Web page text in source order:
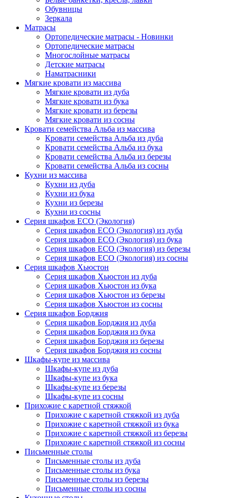
Обувницы
Зеркала
Матрасы
Ортопедические матрасы - Новинки
Ортопедические матрасы
Многослойные матрасы
Детские матрасы
Наматрасники
Мягкие кровати из массива
Мягкие кровати из дуба
Мягкие кровати из бука
Мягкие кровати из березы
Мягкие кровати из сосны
Кровати семейства Альба из массива
Кровати семейства Альба из дуба
Кровати семейства Альба из бука
Кровати семейства Альба из березы
Кровати семейства Альба из сосны
Кухни из массива
Кухни из дуба
Кухни из бука
Кухни из березы
Кухни из сосны
Серия шкафов ECO (Экология)
Серия шкафов ECO (Экология) из дуба
Серия шкафов ECO (Экология) из бука
Серия шкафов ECO (Экология) из березы
Серия шкафов ECO (Экология) из сосны
Серия шкафов Хьюстон
Серия шкафов Хьюстон из дуба
Серия шкафов Хьюстон из бука
Серия шкафов Хьюстон из березы
Серия шкафов Хьюстон из сосны
Серия шкафов Борджия
Серия шкафов Борджия из дуба
Серия шкафов Борджия из бука
Серия шкафов Борджия из березы
Серия шкафов Борджия из сосны
Шкафы-купе из массива
Шкафы-купе из дуба
Шкафы-купе из бука
Шкафы-купе из березы
Шкафы-купе из сосны
Прихожие с каретной стяжкой
Прихожие с каретной стяжкой из дуба
Прихожие с каретной стяжкой из бука
Прихожие с каретной стяжкой из березы
Прихожие с каретной стяжкой из сосны
Письменные столы
Письменные столы из дуба
Письменные столы из бука
Письменные столы из березы
Письменные столы из сосны